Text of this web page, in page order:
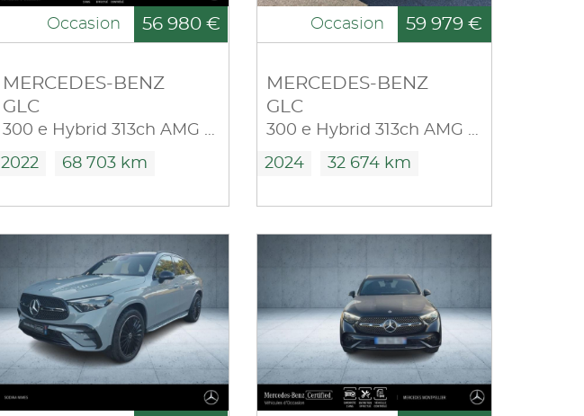
Occasion 56 980 €
MERCEDES-BENZ
GLC
300 e Hybrid 313ch AMG Line 4Matic 9G-Tronic
2022 68 703 km
Occasion 59 979 €
MERCEDES-BENZ
GLC
300 e Hybrid 313ch AMG Line + 4Matic 9G-Tronic
2024 32 674 km